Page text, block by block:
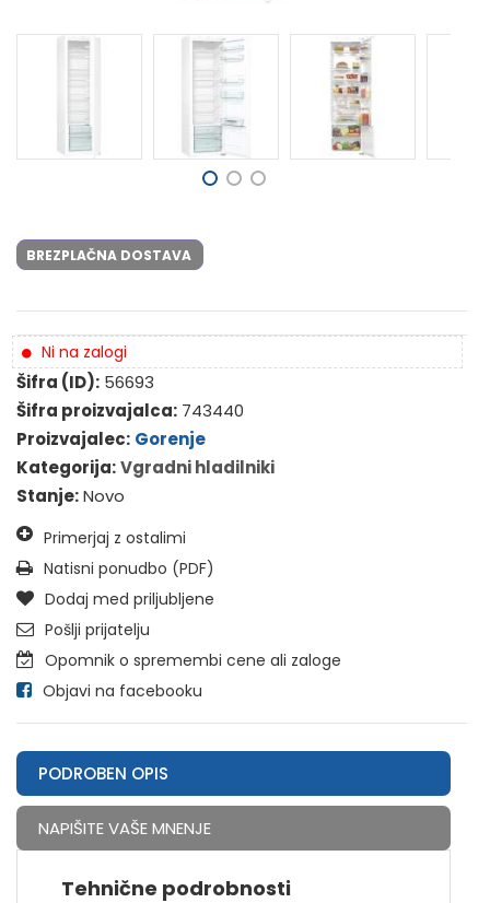
BREZPLAČNA DOSTAVA
Ni na zalogi
Šifra (ID): 56693
Šifra proizvajalca: 743440
Proizvajalec: Gorenje
Kategorija:Vgradni hladilniki
Stanje:Novo
Primerjaj z ostalimi
Natisni ponudbo (PDF)
Dodaj med priljubljene
Pošlji prijatelju
Opomnik o spremembi cene ali zaloge
Objavi na facebooku
PODROBEN OPIS
NAPIŠITE VAŠE MNENJE
Tehnične podrobnosti